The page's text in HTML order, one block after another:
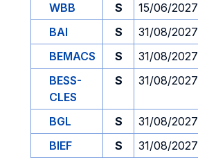
WBB
S 15/06/2027
BAI
S 31/08/2027
BEMACS
S 31/08/2027
BESS-
CLES
S 31/08/2027
BGL S 31/08/2027
BIEF
S 31/08/2027